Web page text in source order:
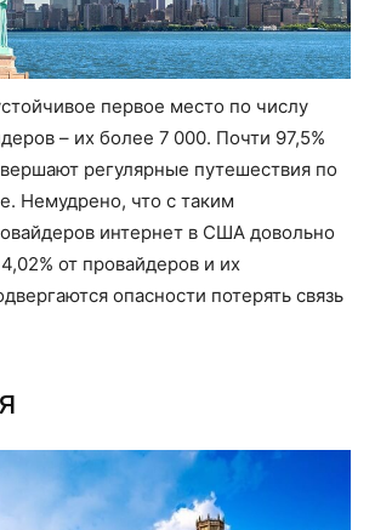
первое место по числу
– их более 7 000. Почти 97,5%
регулярные путешествия по
Немудрено, что с таким
интернет в США довольно
от провайдеров и их
опасности потерять связь